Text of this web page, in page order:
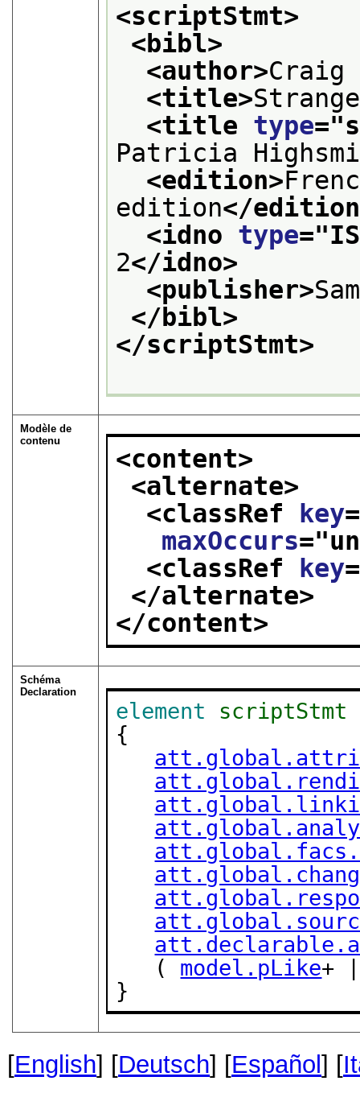
<scriptStmt>
<bibl>
<author>Craig
<title>
<title type="
Patricia
<edition>
edition</
<idno type="
2</idno>
<publisher>
</bibl>
</scriptStmt>
Modèle de
contenu
<content>
<alternate>
<classRef key
maxOccurs="
<classRef key
</alternate>
</content>
Schéma
Declaration
element
scriptStmt
{
   (
model.pLike+
}
[English] [Deutsch] [Español ] [